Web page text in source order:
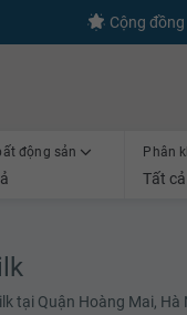
Cộng
động sản Phân
Tất cả
tại Quận Hoàng Mai, Hà